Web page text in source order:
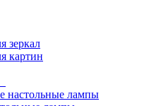
зеркал
картин
настольные лампы